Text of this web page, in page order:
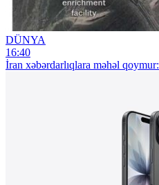
DÜNYA
16:40
İran xəbərdarlıqlara məhəl qoymur: